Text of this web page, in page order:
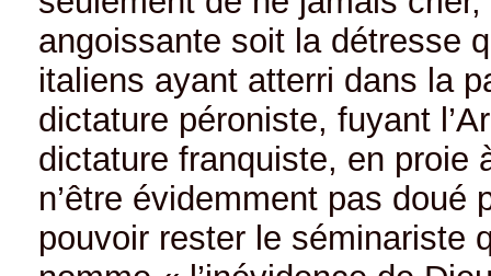
angoissante soit la détresse
italiens ayant atterri dans la
dictature péroniste, fuyant
dictature franquiste, en proie
n’être évidemment pas doué
pouvoir rester le séminariste